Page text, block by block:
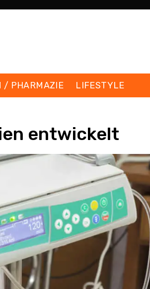
/ PHARMAZIE LIFESTYLE
entwickelt